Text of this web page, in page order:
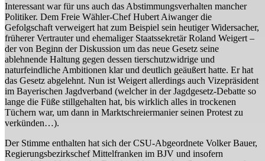
Interessant war für uns auch das Abstimmungsverhalten mancher
Politiker. Dem Freie Wähler-Chef Hubert Aiwanger die
Gefolgschaft verweigert hat zum Beispiel sein heutiger Widersacher,
früherer Vertrauter und ehemaliger Staatssekretär Roland Weigert –
der von Beginn der Diskussion um das neue Gesetz seine
ablehnende Haltung gegen dessen tierschutzwidrige und
naturfeindliche Ambitionen klar und deutlich geäußert hatte. Er hat
das Gesetz abgelehnt. Nun ist Weigert allerdings auch Vizepräsident
im Bayerischen Jagdverband (welcher in der Jagdgesetz-Debatte so
lange die Füße stillgehalten hat, bis wirklich alles in trockenen
Tüchern war, um dann in Marktschreiermanier seinen Protest zu
verkünden…).
Der Stimme enthalten hat sich der CSU-Abgeordnete Volker Bauer,
Regierungsbezirkschef Mittelfranken im BJV und insofern